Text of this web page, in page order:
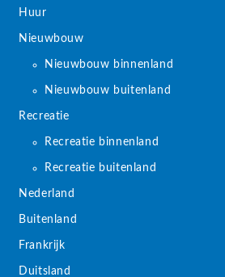
Huur
Nieuwbouw
Nieuwbouw binnenland
Nieuwbouw buitenland
Recreatie
Recreatie binnenland
Recreatie buitenland
Nederland
Buitenland
Frankrijk
Duitsland